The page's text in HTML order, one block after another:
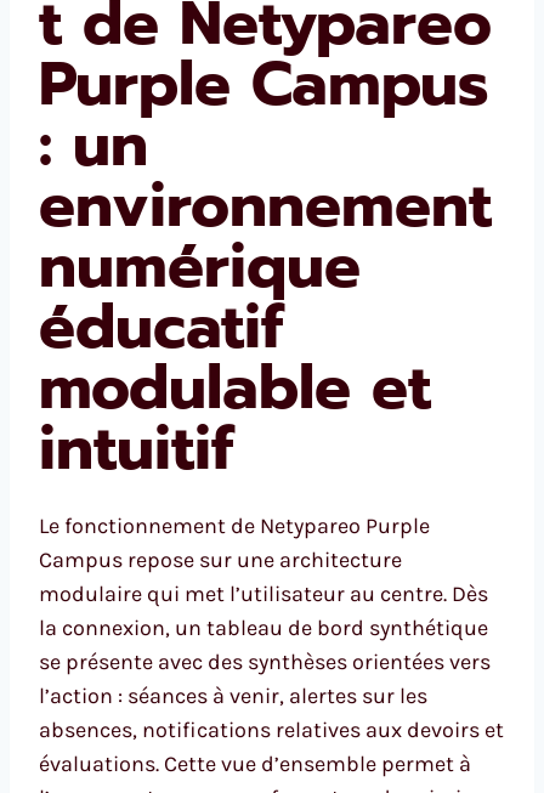
t de Netypareo
Purple Campus
: un
environnement
numérique
éducatif
modulable et
intuitif
Le fonctionnement de Netypareo Purple
Campus repose sur une architecture
modulaire qui met l’utilisateur au centre. Dès
la connexion, un tableau de bord synthétique
se présente avec des synthèses orientées vers
l’action : séances à venir, alertes sur les
absences, notifications relatives aux devoirs et
évaluations. Cette vue d’ensemble permet à